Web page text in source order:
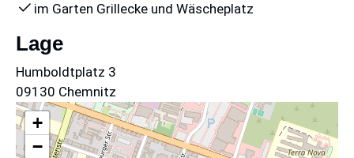
im Garten Grillecke und Wäscheplatz
Lage
Humboldtplatz 3
09130 Chemnitz
+
−